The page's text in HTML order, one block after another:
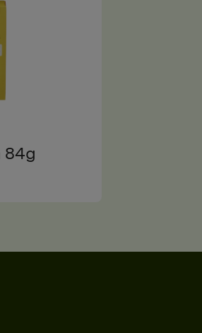
84g